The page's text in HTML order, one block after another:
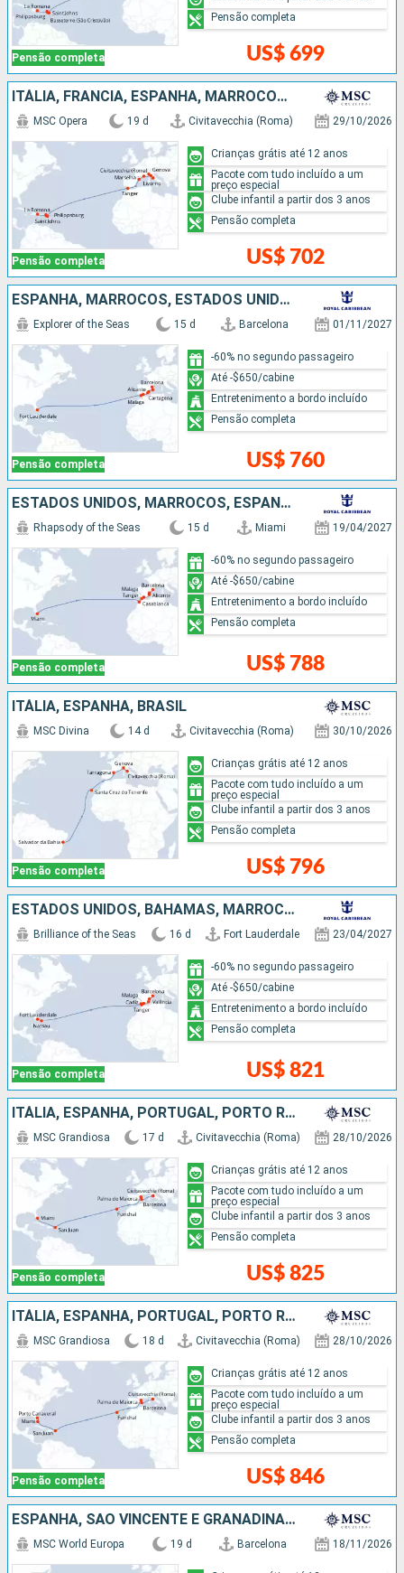
Pensão completa US$ 699
Pensão completa
ITÁLIA, FRANCIA, ESPANHA, MARROCOS, ANTIGUA E BARBUDA, REPUBLICA DOMINICANA
Pensão completa
MSC Opera 19 d Civitavecchia (Roma) 29/10/2026
US$ 702
Crianças grátis até 12 anos
Pacote com tudo incluído a um
preço especial
Clube infantil a partir dos 3 anos
Pensão completa
ESPANHA, MARROCOS, ESTADOS UNIDOS
Pensão completa
Explorer of the Seas 15 d Barcelona 01/11/2027
US$ 760
-60% no segundo passageiro
Até -$650/cabine
Entretenimento a bordo incluído
Pensão completa
ESTADOS UNIDOS, MARROCOS, ESPANHA
Pensão completa
Rhapsody of the Seas 15 d Miami 19/04/2027
US$ 788
-60% no segundo passageiro
Até -$650/cabine
Entretenimento a bordo incluído
Pensão completa
ITÁLIA, ESPANHA, BRASIL
Pensão completa
MSC Divina 14 d Civitavecchia (Roma) 30/10/2026
US$ 796
Crianças grátis até 12 anos
Pacote com tudo incluído a um
preço especial
Clube infantil a partir dos 3 anos
Pensão completa
ESTADOS UNIDOS, BAHAMAS, MARROCOS, ESPANHA
Pensão completa
Brilliance of the Seas 16 d Fort Lauderdale 23/04/2027
US$ 821
-60% no segundo passageiro
Até -$650/cabine
Entretenimento a bordo incluído
Pensão completa
ITÁLIA, ESPANHA, PORTUGAL, PORTO RICO, ESTADOS UNIDOS
Pensão completa
MSC Grandiosa 17 d Civitavecchia (Roma) 28/10/2026
US$ 825
Crianças grátis até 12 anos
Pacote com tudo incluído a um
preço especial
Clube infantil a partir dos 3 anos
Pensão completa
ITÁLIA, ESPANHA, PORTUGAL, PORTO RICO, ESTADOS UNIDOS
Pensão completa
MSC Grandiosa 18 d Civitavecchia (Roma) 28/10/2026
US$ 846
Crianças grátis até 12 anos
Pacote com tudo incluído a um
preço especial
Clube infantil a partir dos 3 anos
Pensão completa
ESPANHA, SÃO VINCENTE E GRANADINAS, BARBADOS, GRENADA
MSC World Europa 19 d Barcelona 18/11/2026